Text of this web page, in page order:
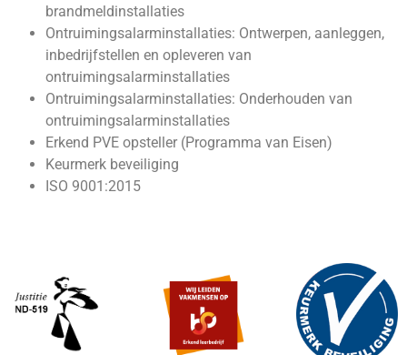
brandmeldinstallaties
Ontruimingsalarminstallaties: Ontwerpen, aanleggen,
inbedrijfstellen en opleveren van
ontruimingsalarminstallaties
Ontruimingsalarminstallaties: Onderhouden van
ontruimingsalarminstallaties
Erkend PVE opsteller (Programma van Eisen)
Keurmerk beveiliging
ISO 9001:2015